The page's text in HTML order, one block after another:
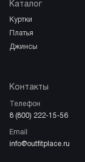
Каталог
куртки
платья
джинсы
Контакты
Телефон
8 (800) 222-15-56
Email
info@outfitplace.ru